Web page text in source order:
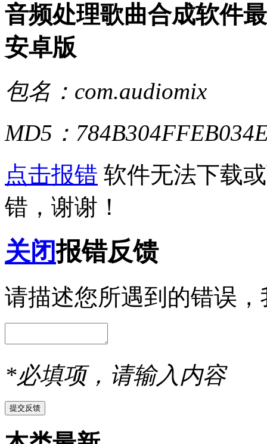
音频处理歌曲合成软件
安卓版
包名：com.audiomix
MD5：
点击报错 软件无法下载
错，谢谢！
关闭报错反馈
请描述您所遇到的错误
*必填项，请输入内容